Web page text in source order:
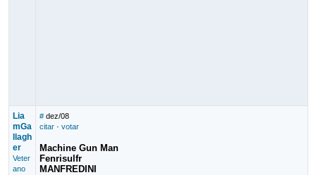
Lia
mGa
llagh
er
Veter
ano
# dez/08
citar· votar
Machine Gun Man
Fenrisulfr
MANFREDINI